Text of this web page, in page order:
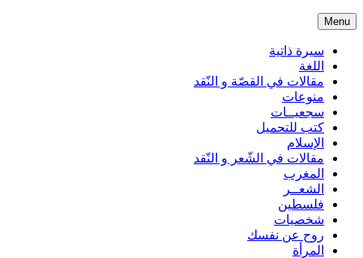
Menu
سيرة ذاتية
اللغة
مقالات في القصّة و النّقد
منوعات
سجعيــات
كتب للتحميل
الإسلام
مقالات في الشّعر و النّقد
المغرب
الشعــر
فلسطين
شخصيات
روح عن نفسك
المرأة